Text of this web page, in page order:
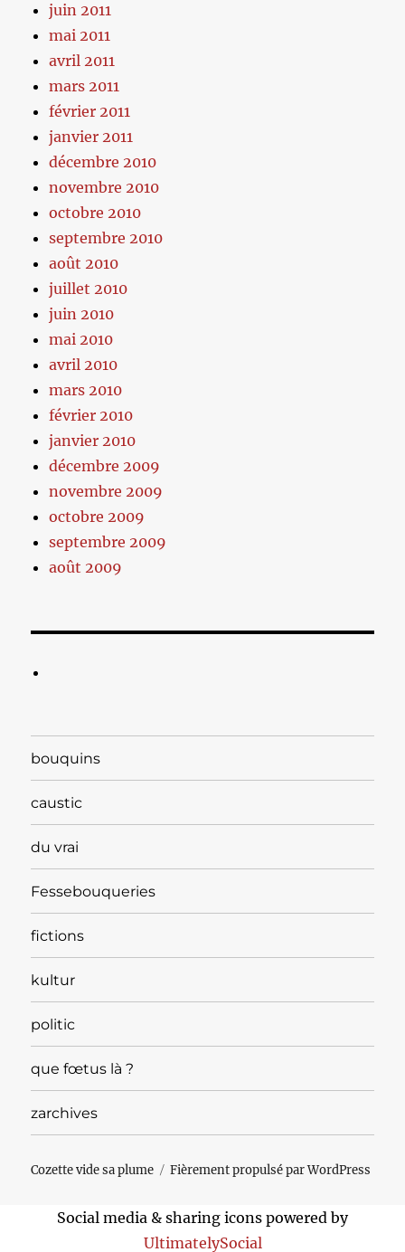
juin 2011
mai 2011
avril 2011
mars 2011
février 2011
janvier 2011
décembre 2010
novembre 2010
octobre 2010
septembre 2010
août 2010
juillet 2010
juin 2010
mai 2010
avril 2010
mars 2010
février 2010
janvier 2010
décembre 2009
novembre 2009
octobre 2009
septembre 2009
août 2009
bouquins
caustic
du vrai
Fessebouqueries
fictions
kultur
politic
que fœtus là ?
zarchives
Cozette vide sa plume Fièrement propulsé par WordPress
Social media & sharing icons powered by
UltimatelySocial